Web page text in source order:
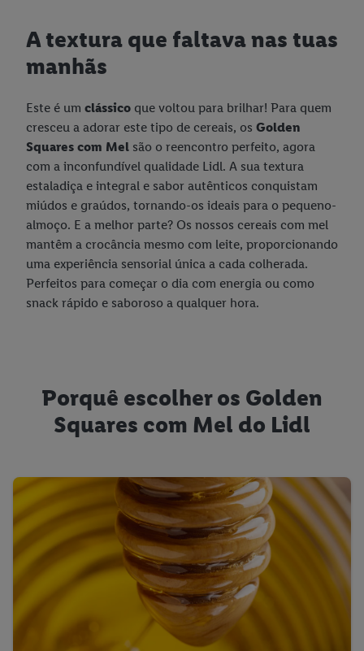
A textura que faltava nas tuas
manhãs
Este é um clássico que voltou para brilhar! Para quem
cresceu a adorar este tipo de cereais, os Golden
Squares com Mel são o reencontro perfeito, agora
com a inconfundível qualidade Lidl. A sua textura
estaladiça e integral e sabor autênticos conquistam
miúdos e graúdos, tornando-os ideais para o pequeno-
almoço. E a melhor parte? Os nossos cereais com mel
mantêm a crocância mesmo com leite, proporcionando
uma experiência sensorial única a cada colherada.
Perfeitos para começar o dia com energia ou como
snack rápido e saboroso a qualquer hora.
Porquê escolher os Golden
Squares com Mel do Lidl